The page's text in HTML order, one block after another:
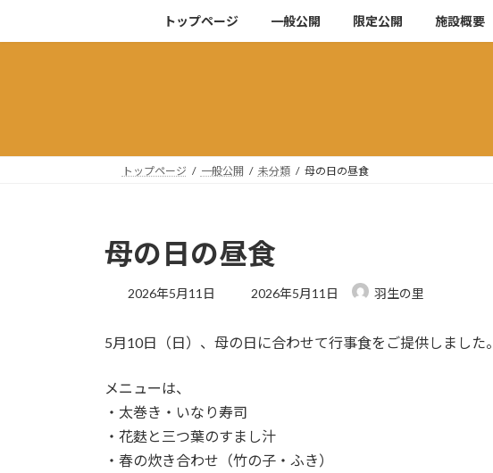
キ
に
トップページ 一般公開 限定公開 施設概要
トップページ 一般公開 未分類 母の日の昼食
母の日の昼食
2026年5月11日
最
新
2026年5月11日 羽生の里
5月10日（日）、母の日に合わせて行事食をご提供しました。
メニューは、
・太巻き・いなり寿司
・花麩と三つ葉のすまし汁
・春の炊き合わせ（竹の子・ふき）